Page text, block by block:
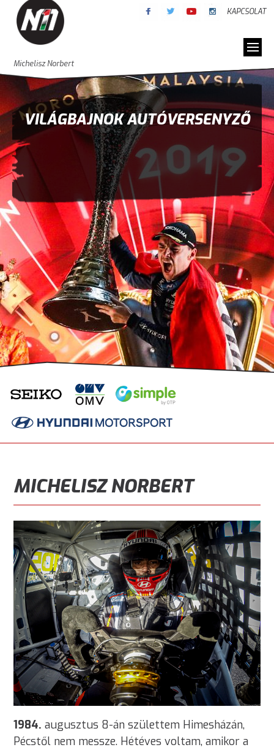
KAPCSOLAT
Michelisz Norbert
VILÁGBAJNOK AUTÓVERSENYZŐ
MICHELISZ NORBERT
1984. augusztus 8-án születtem Himesházán,
Pécstől nem messze. Hétéves voltam, amikor a